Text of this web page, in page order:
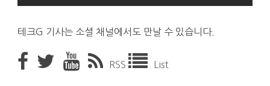
테크G 기사는 소셜 채널에서도 만날 수 있습니다.
RSS List